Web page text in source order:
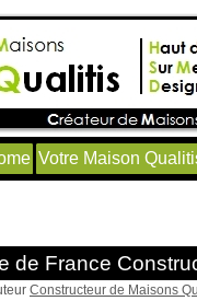
Votre Maison
de France
Constructeur de Maisons